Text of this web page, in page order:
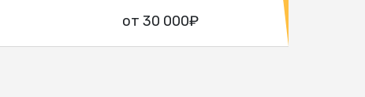
от 30 000₽